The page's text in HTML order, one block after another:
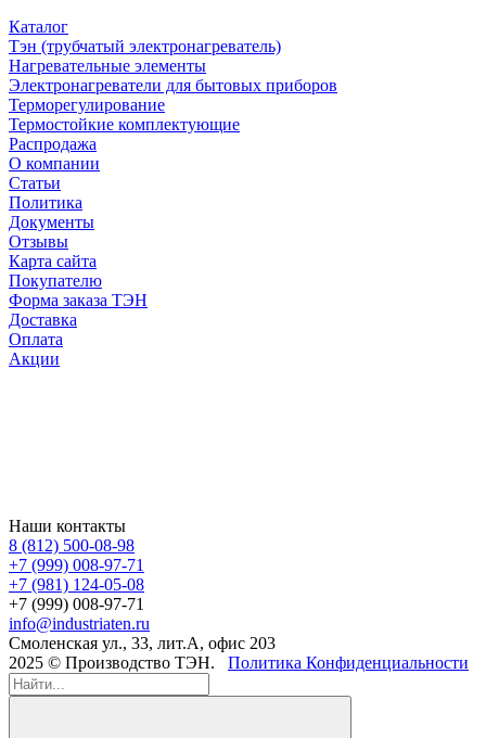
Каталог
Тэн (трубчатый электронагреватель)
Нагревательные элементы
Электронагреватели для бытовых приборов
Терморегулирование
Термостойкие комплектующие
Распродажа
О компании
Статьи
Политика
Документы
Отзывы
Карта сайта
Покупателю
Форма заказа ТЭН
Доставка
Оплата
Акции
Наши контакты
8 (812) 500-08-98
+7 (999) 008-97-71
+7 (981) 124-05-08
+7 (999) 008-97-71
info@industriaten.ru
Смоленская ул., 33, лит.А, офис 203
2025 © Производство ТЭН. Политика Конфиденциальности